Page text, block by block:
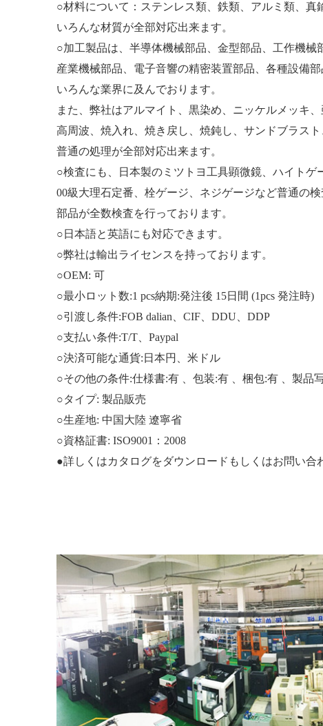
○材料について：ステンレス類、鉄類、アルミ類、真
いろんな材質が全部対応出来ます。
○加工製品は、半導体機械部品、金型部品、工作機械
産業機械部品、電子音響の精密装置部品、各種設備
いろんな業界に及んでおります。
また、弊社はアルマイト、黒染め、ニッケルメッキ
高周波、焼入れ、焼き戻し、焼鈍し、サンドブラス
普通の処理が全部対応出来ます。
○検査にも、日本製のミツトヨ工具顕微鏡、ハイトゲ
00級大理石定番、栓ゲージ、ネジゲージなど普通の検
部品が全数検査を行っております。
○日本語と英語にも対応できます。
○弊社は輸出ライセンスを持っております。
○OEM: 可
○最小ロット数:1 pcs納期:発注後 15日間 (1pcs 発注時)
○引渡し条件:FOB dalian、CIF、DDU、DDP
○支払い条件:T/T、Paypal
○決済可能な通貨:日本円、米ドル
○その他の条件:仕様書:有 、包装:有 、梱包:有 、製品
○タイプ: 製品販売
○生産地: 中国大陸 遼寧省
○資格証書: ISO9001：2008
●詳しくはカタログをダウンロードもしくはお問い合